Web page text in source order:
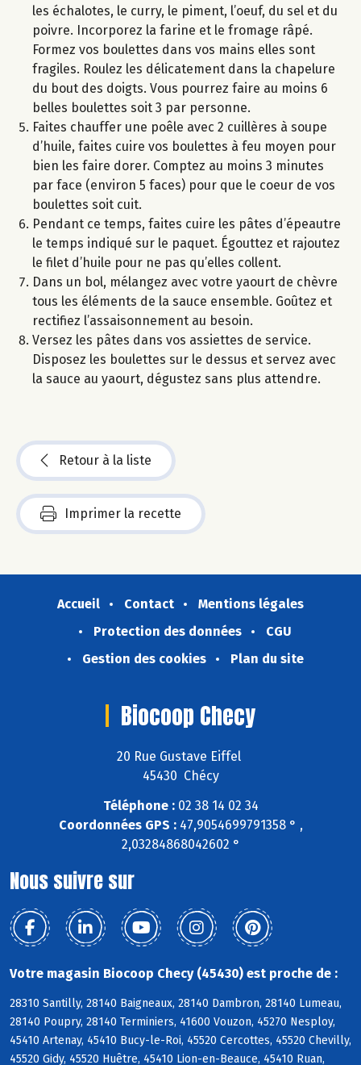
les échalotes, le curry, le piment, l’oeuf, du sel et du
poivre. Incorporez la farine et le fromage râpé.
Formez vos boulettes dans vos mains elles sont
fragiles. Roulez les délicatement dans la chapelure
du bout des doigts. Vous pourrez faire au moins 6
belles boulettes soit 3 par personne.
Faites chauffer une poêle avec 2 cuillères à soupe
d’huile, faites cuire vos boulettes à feu moyen pour
bien les faire dorer. Comptez au moins 3 minutes
par face (environ 5 faces) pour que le coeur de vos
boulettes soit cuit.
Pendant ce temps, faites cuire les pâtes d’épeautre
le temps indiqué sur le paquet. Égouttez et rajoutez
le filet d’huile pour ne pas qu’elles collent.
Dans un bol, mélangez avec votre yaourt de chèvre
tous les éléments de la sauce ensemble. Goûtez et
rectifiez l’assaisonnement au besoin.
Versez les pâtes dans vos assiettes de service.
Disposez les boulettes sur le dessus et servez avec
la sauce au yaourt, dégustez sans plus attendre.
Retour à la liste
Imprimer la recette
Accueil Contact
Mentions légales
Protection des données
CGU
Gestion des cookies
Plan du site
Biocoop Checy
20 Rue Gustave Eiffel
45430 Chécy
Téléphone :02 38 14 02 34
Coordonnées GPS :47,9054699791358 ° ,
2,03284868042602 °
Nous suivre sur
Votre magasin Biocoop Checy (45430) est proche de :
28310 Santilly, 28140 Baigneaux, 28140 Dambron, 28140 Lumeau,
28140 Poupry, 28140 Terminiers, 41600 Vouzon, 45270 Nesploy,
45410 Artenay, 45410 Bucy-le-Roi, 45520 Cercottes, 45520 Chevilly,
45520 Gidy, 45520 Huêtre, 45410 Lion-en-Beauce, 45410 Ruan,